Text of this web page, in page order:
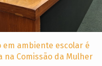
em ambiente escolar é
Comissão da Mulher